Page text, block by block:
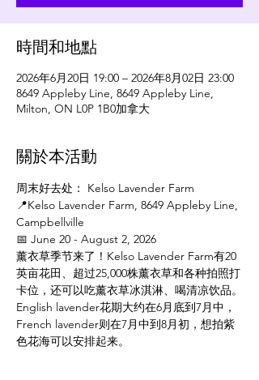
時間和地點
2026年6月20日 19:00 – 2026年8月02日 23:00
8649 Appleby Line, 8649 Appleby Line,
Milton, ON L0P 1B0加拿大
關於本活動
周末好去处： Kelso Lavender Farm
📍Kelso Lavender Farm, 8649 Appleby Line,
Campbellville
📅 June 20 - August 2, 2026
薰衣草季节来了！Kelso Lavender Farm有20
英亩花田、超过25,000株薰衣草和各种拍照打
卡位，还可以吃薰衣草冰淇淋、喝清凉饮品。
English lavender花期大约在6月底到7月中，
French lavender则在7月中到8月初，想拍紫
色花海可以安排起来。